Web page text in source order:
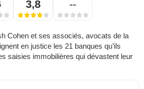
3,8 --
Cohen et ses associés, avocats de la
en justice les 21 banques qu’ils
saisies immobilières qui dévastent leur